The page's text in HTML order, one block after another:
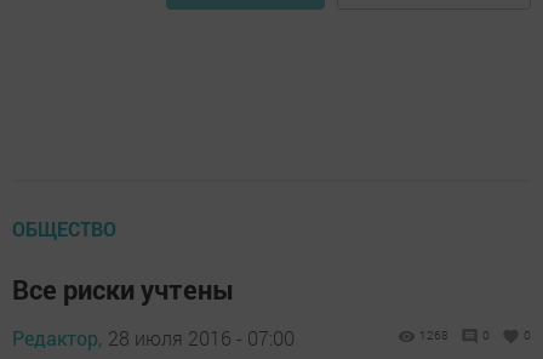
ОБЩЕСТВО
Все риски учтены
Редактор, 28 июля 2016 - 07:00 1268 0 0